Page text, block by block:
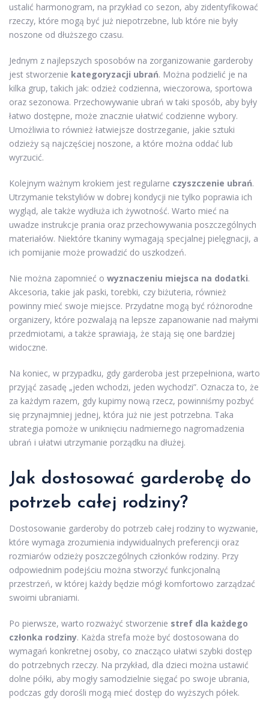
ustalić harmonogram, na przykład co sezon, aby zidentyfikować
rzeczy, które mogą być już niepotrzebne, lub które nie były
noszone od dłuższego czasu.
Jednym z najlepszych sposobów na zorganizowanie garderoby
jest stworzenie kategoryzacji ubrań. Można podzielić je na
kilka grup, takich jak: odzież codzienna, wieczorowa, sportowa
oraz sezonowa. Przechowywanie ubrań w taki sposób, aby były
łatwo dostępne, może znacznie ułatwić codzienne wybory.
Umożliwia to również łatwiejsze dostrzeganie, jakie sztuki
odzieży są najczęściej noszone, a które można oddać lub
wyrzucić.
Kolejnym ważnym krokiem jest regularne czyszczenie ubrań.
Utrzymanie tekstyliów w dobrej kondycji nie tylko poprawia ich
wygląd, ale także wydłuża ich żywotność. Warto mieć na
uwadze instrukcje prania oraz przechowywania poszczególnych
materiałów. Niektóre tkaniny wymagają specjalnej pielęgnacji, a
ich pomijanie może prowadzić do uszkodzeń.
Nie można zapomnieć o wyznaczeniu miejsca na dodatki.
Akcesoria, takie jak paski, torebki, czy biżuteria, również
powinny mieć swoje miejsce. Przydatne mogą być różnorodne
organizery, które pozwalają na lepsze zapanowanie nad małymi
przedmiotami, a także sprawiają, że stają się one bardziej
widoczne.
Na koniec, w przypadku, gdy garderoba jest przepełniona, warto
przyjąć zasadę „jeden wchodzi, jeden wychodzi”. Oznacza to, że
za każdym razem, gdy kupimy nową rzecz, powinniśmy pozbyć
się przynajmniej jednej, która już nie jest potrzebna. Taka
strategia pomoże w uniknięciu nadmiernego nagromadzenia
ubrań i ułatwi utrzymanie porządku na dłużej.
Jak dostosować garderobę do
potrzeb całej rodziny?
Dostosowanie garderoby do potrzeb całej rodziny to wyzwanie,
które wymaga zrozumienia indywidualnych preferencji oraz
rozmiarów odzieży poszczególnych członków rodziny. Przy
odpowiednim podejściu można stworzyć funkcjonalną
przestrzeń, w której każdy będzie mógł komfortowo zarządzać
swoimi ubraniami.
Po pierwsze, warto rozważyć stworzenie stref dla każdego
członka rodziny. Każda strefa może być dostosowana do
wymagań konkretnej osoby, co znacząco ułatwi szybki dostęp
do potrzebnych rzeczy. Na przykład, dla dzieci można ustawić
dolne półki, aby mogły samodzielnie sięgać po swoje ubrania,
podczas gdy dorośli mogą mieć dostęp do wyższych półek.